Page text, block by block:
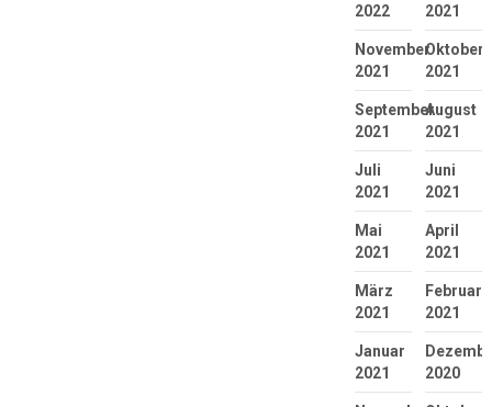
2022
2021
November
2021
Oktober
2021
September
2021
August
2021
Juli
2021
Juni
2021
Mai
2021
April
2021
März
2021
Februar
2021
Januar
2021
2020